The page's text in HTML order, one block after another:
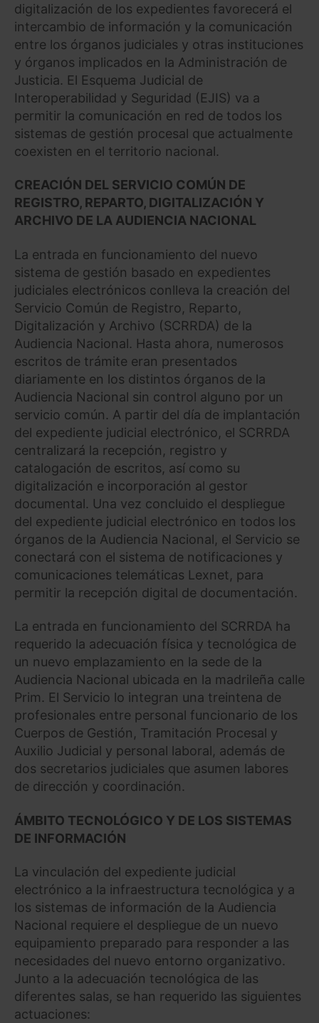
digitalización de los expedientes favorecerá el
intercambio de información y la comunicación
entre los órganos judiciales y otras instituciones
y órganos implicados en la Administración de
Justicia. El Esquema Judicial de
Interoperabilidad y Seguridad (EJIS) va a
permitir la comunicación en red de todos los
sistemas de gestión procesal que actualmente
coexisten en el territorio nacional.
CREACIÓN DEL SERVICIO COMÚN DE
REGISTRO, REPARTO, DIGITALIZACIÓN Y
ARCHIVO DE LA AUDIENCIA NACIONAL
La entrada en funcionamiento del nuevo
sistema de gestión basado en expedientes
judiciales electrónicos conlleva la creación del
Servicio Común de Registro, Reparto,
Digitalización y Archivo (SCRRDA) de la
Audiencia Nacional. Hasta ahora, numerosos
escritos de trámite eran presentados
diariamente en los distintos órganos de la
Audiencia Nacional sin control alguno por un
servicio común. A partir del día de implantación
del expediente judicial electrónico, el SCRRDA
centralizará la recepción, registro y
catalogación de escritos, así como su
digitalización e incorporación al gestor
documental. Una vez concluido el despliegue
del expediente judicial electrónico en todos los
órganos de la Audiencia Nacional, el Servicio se
conectará con el sistema de notificaciones y
comunicaciones telemáticas Lexnet, para
permitir la recepción digital de documentación.
La entrada en funcionamiento del SCRRDA ha
requerido la adecuación física y tecnológica de
un nuevo emplazamiento en la sede de la
Audiencia Nacional ubicada en la madrileña calle
Prim. El Servicio lo integran una treintena de
profesionales entre personal funcionario de los
Cuerpos de Gestión, Tramitación Procesal y
Auxilio Judicial y personal laboral, además de
dos secretarios judiciales que asumen labores
de dirección y coordinación.
ÁMBITO TECNOLÓGICO Y DE LOS SISTEMAS
DE INFORMACIÓN
La vinculación del expediente judicial
electrónico a la infraestructura tecnológica y a
los sistemas de información de la Audiencia
Nacional requiere el despliegue de un nuevo
equipamiento preparado para responder a las
necesidades del nuevo entorno organizativo.
Junto a la adecuación tecnológica de las
diferentes salas, se han requerido las siguientes
actuaciones: